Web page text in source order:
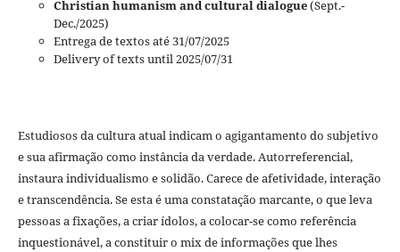
Christian humanism and cultural dialogue(Sept.-
Dec./2025)
Entrega de textos até 31/07/2025
Delivery of texts until 2025/07/31
Estudiosos da cultura atual indicam o agigantamento do subjetivo
e sua afirmação como instância da verdade. Autorreferencial,
instaura individualismo e solidão. Carece de afetividade, interação
e transcendência. Se esta é uma constatação marcante, o que leva
pessoas a fixações, a criar ídolos, a colocar-se como referência
inquestionável, a constituir o mix de informações que lhes